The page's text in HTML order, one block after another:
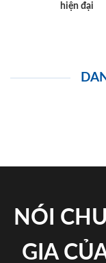
hiện đại
NÓI
GIA